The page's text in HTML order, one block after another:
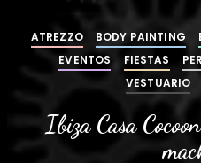
ATREZZO BODY PAINTING
EVENTOS
FIESTAS
VESTUARIO
Ibiza Casa